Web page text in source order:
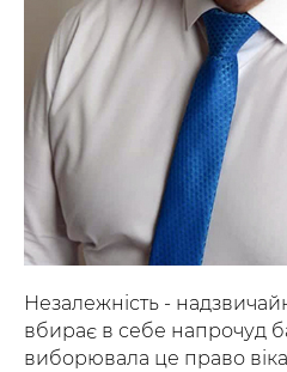
Незалежність -
вбирає в себе напрочуд
виборювала це право